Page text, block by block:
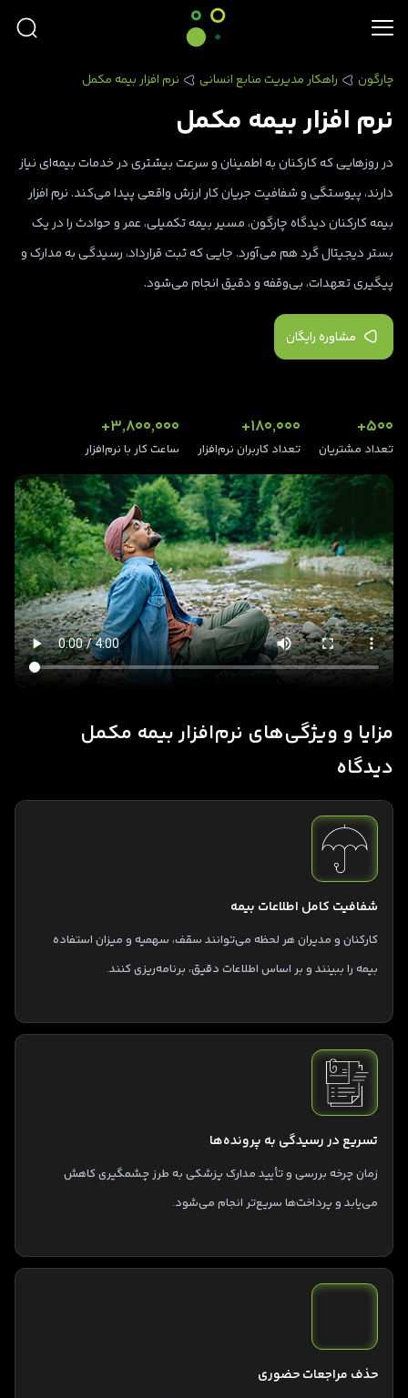
چارگون راهکار مدیریت منابع انسانی نرم افزار بیمه مکمل
نرم افزار بیمه مکمل
در روزهایی که کارکنان به اطمینان و سرعت بیشتری در خدمات بیمه‌ای نیاز
دارند، پیوستگی و شفافیت جریان کار ارزش واقعی پیدا می‌کند. نرم‌ افزار
بیمه کارکنان دیدگاه چارگون، مسیر بیمه تکمیلی، عمر و حوادث را در یک
بستر دیجیتال گرد هم می‌آورد. جایی که ثبت قرارداد، رسیدگی به مدارک و
پیگیری تعهدات، بی‌وقفه و دقیق انجام می‌شود.
مشاوره رایگان
500+
تعداد مشتریان
180,000+
تعداد کاربران نرم‌افزار
3,800,000+
ساعت کار با نرم‌افزار
مزایا و ویژگی‌های نرم‌افزار بیمه مکمل
دیدگاه
شفافیت کامل اطلاعات بیمه
کارکنان و مدیران هر لحظه می‌توانند سقف، سهمیه و میزان استفاده
بیمه را ببینند و بر اساس اطلاعات دقیق، برنامه‌ریزی کنند.
تسریع در رسیدگی به پرونده‌ها
زمان چرخه بررسی و تأیید مدارک پزشکی به طرز چشمگیری کاهش
می‌یابد و پرداخت‌ها سریع‌تر انجام می‌شود.
حذف مراجعات حضوری